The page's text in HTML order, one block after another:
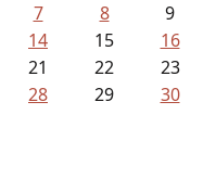
7 8
9
14 15
16
21 22
23
28 29
30